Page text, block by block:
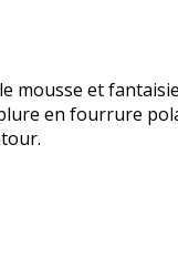
mousse et fantaisie
en fourrure